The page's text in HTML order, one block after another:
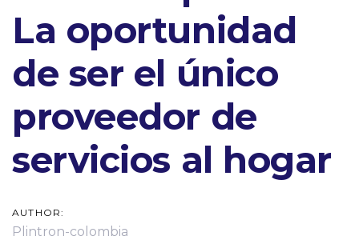
La oportunidad
de ser el único
proveedor de
servicios al hogar
AUTHOR:
Plintron-colombia